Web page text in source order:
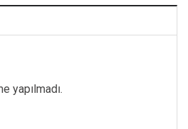
yapılmadı.